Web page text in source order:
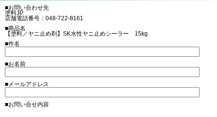
■お問い合わせ先
塗料JP
店舗電話番号：048-722-8161
■商品名
【塗料／ヤニ止め剤】SK水性ヤニ止めシーラー 15kg
■件名
■お名前
■メールアドレス
■お問い合せ内容